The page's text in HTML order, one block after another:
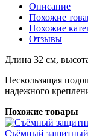
Описание
Похожие
Похожие
Отзывы
Длина 32 см,
Нескользящая
надежного
Похожие товары
Съёмный